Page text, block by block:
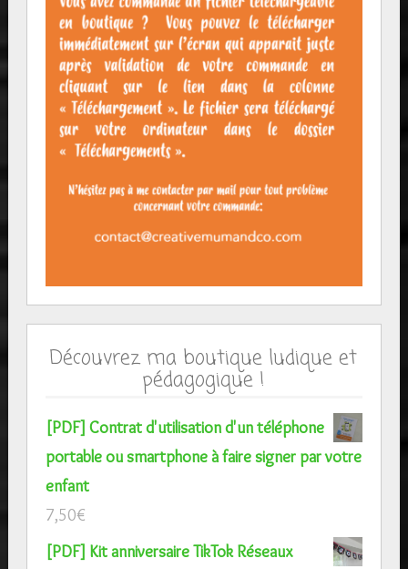
Découvrez ma boutique ludique et
pédagogique !
[PDF] Contrat d'utilisation d'un téléphone
portable ou smartphone à faire signer par votre
enfant
7,50€
[PDF] Kit anniversaire TikTok Réseaux